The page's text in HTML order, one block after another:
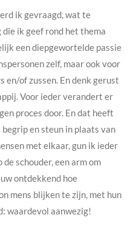
ik gevraagd, wat te
ik geef rond het thema
een diepgewortelde passie
zelf, maar ook voor
en/of zussen. En denk gerust
Voor ieder verandert er
proces door. En dat heeft
en steun in plaats van
met elkaar, gun ik ieder
de schouder, een arm om
ontdekkend hoe
mens blijken te zijn, met hun
waardevol aanwezig!